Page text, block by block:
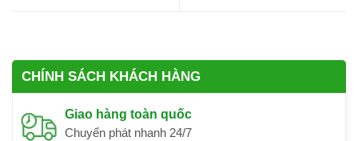
CHÍNH SÁCH KHÁCH HÀNG
Giao hàng toàn quốc
Chuyển phát nhanh 24/7